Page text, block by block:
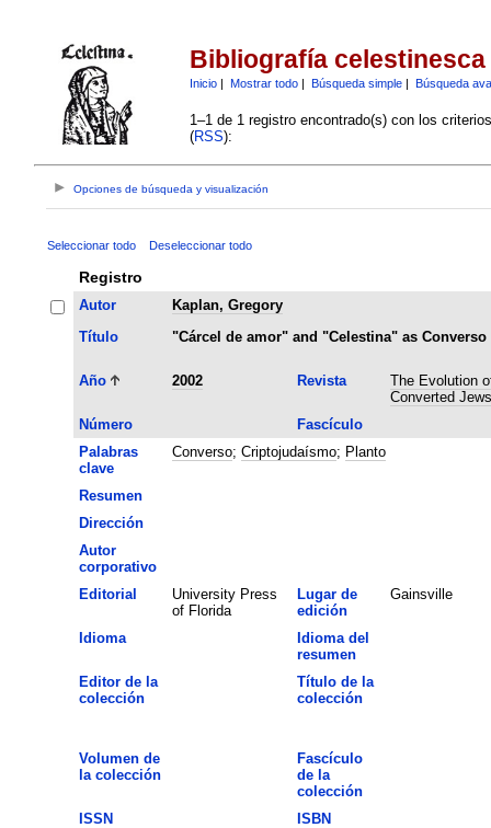
Bibliografía celestinesca
Inicio| Mostrar todo| Búsqueda simple| Búsqueda
1–1 de 1 registro encontrado(s) con los
(RSS):
Opciones de búsqueda y visualización
Seleccionar todo Deseleccionar todo
Registro
Autor
Kaplan, Gregory
Título
"Cárcel de amor" and "Celestina" as Converso
Año 2002 Revista
The Evolution
Converted
Número
Fascículo
Palabras
clave
Converso; Criptojudaísmo; Planto
Resumen
Dirección
Autor
corporativo
Editorial
University Press
of Florida
Lugar de
edición
Gainsville
Idioma
Idioma del
resumen
Editor de la
colección
Título de la
colección
Volumen de
la colección
Fascículo
de la
colección
ISSN
ISBN